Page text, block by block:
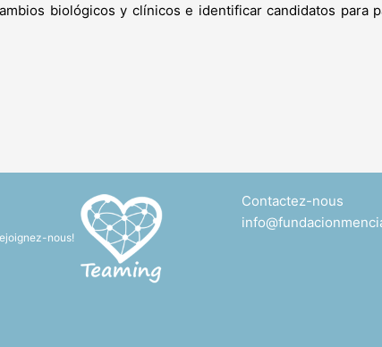
biológicos y clínicos e identificar candidatos
nous!
Contactez-nous